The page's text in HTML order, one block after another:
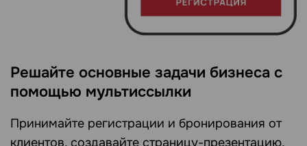
Решайте основные задачи бизнеса с
помощью мультиссылки
Принимайте регистрации и бронирования от
клиентов, создавайте страницу-презентацию,